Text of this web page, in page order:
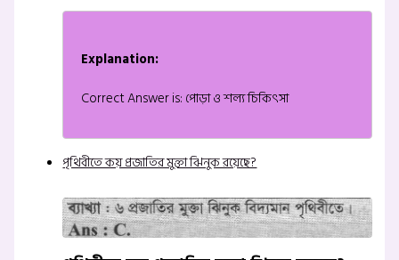
Explanation:
Correct Answer is: পোড়া ও শল্য চিকিৎসা
পৃথিবীতে কয় প্রজাতির মুক্তা ঝিনুক রয়েছে?